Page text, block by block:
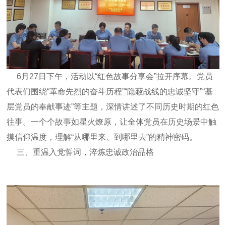
6月27日下午，活动以“红色故事分享会”拉开序幕。党员
代表们围绕“革命先烈的奋斗历程”“隐蔽战线的忠诚坚守”“基
层党员的奉献事迹”等主题，深情讲述了不同历史时期的红色
往事。一个个故事如星火燎原，让全体党员在历史场景中触
摸信仰温度，理解“从哪里来、到哪里去”的精神密码。
三、重温入党誓词，淬炼忠诚政治品格